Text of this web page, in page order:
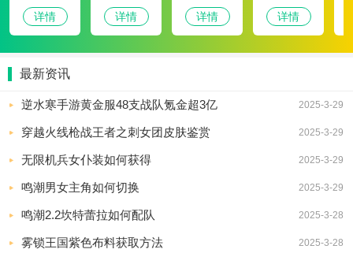
详情 详情 详情 详情
最新资讯
逆水寒手游黄金服48支战队氪金超3亿 2025-3-29
穿越火线枪战王者之刺女团皮肤鉴赏 2025-3-29
无限机兵女仆装如何获得 2025-3-29
鸣潮男女主角如何切换 2025-3-29
鸣潮2.2坎特蕾拉如何配队 2025-3-28
雾锁王国紫色布料获取方法 2025-3-28